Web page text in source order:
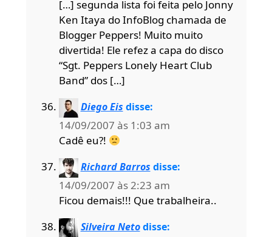
[…] segunda lista foi feita pelo Jonny
Ken Itaya do InfoBlog chamada de
Blogger Peppers! Muito muito
divertida! Ele refez a capa do disco
“Sgt. Peppers Lonely Heart Club
Band” dos […]
Diego Eis disse:
14/09/2007 às 1:03 am
Cadê eu?!
Richard Barros disse:
14/09/2007 às 2:23 am
Ficou demais!!! Que trabalheira..
Silveira Neto disse: